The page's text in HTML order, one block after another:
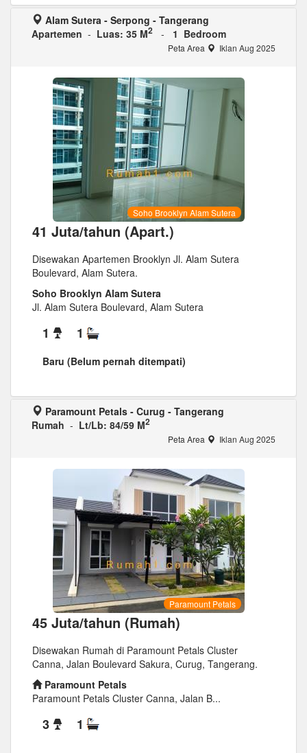
Alam Sutera - Serpong - Tangerang
Apartemen - Luas: 35 M2 - 1 Bedroom
Peta Area Iklan Aug 2025
Soho Brooklyn Alam Sutera
41 Juta/tahun (Apart.)
Disewakan Apartemen Brooklyn Jl. Alam Sutera
Boulevard, Alam Sutera.
Soho Brooklyn Alam Sutera
Jl. Alam Sutera Boulevard, Alam Sutera
1 1
Baru (Belum pernah ditempati)
Paramount Petals - Curug - Tangerang
Rumah - Lt/Lb: 84/59 M2
Peta Area Iklan Aug 2025
Paramount Petals
45 Juta/tahun (Rumah)
Disewakan Rumah di Paramount Petals Cluster
Canna, Jalan Boulevard Sakura, Curug, Tangerang.
Paramount Petals
Paramount Petals Cluster Canna, Jalan B...
3 1